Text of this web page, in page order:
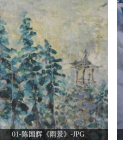
01-陈国辉《雨景》-JPG